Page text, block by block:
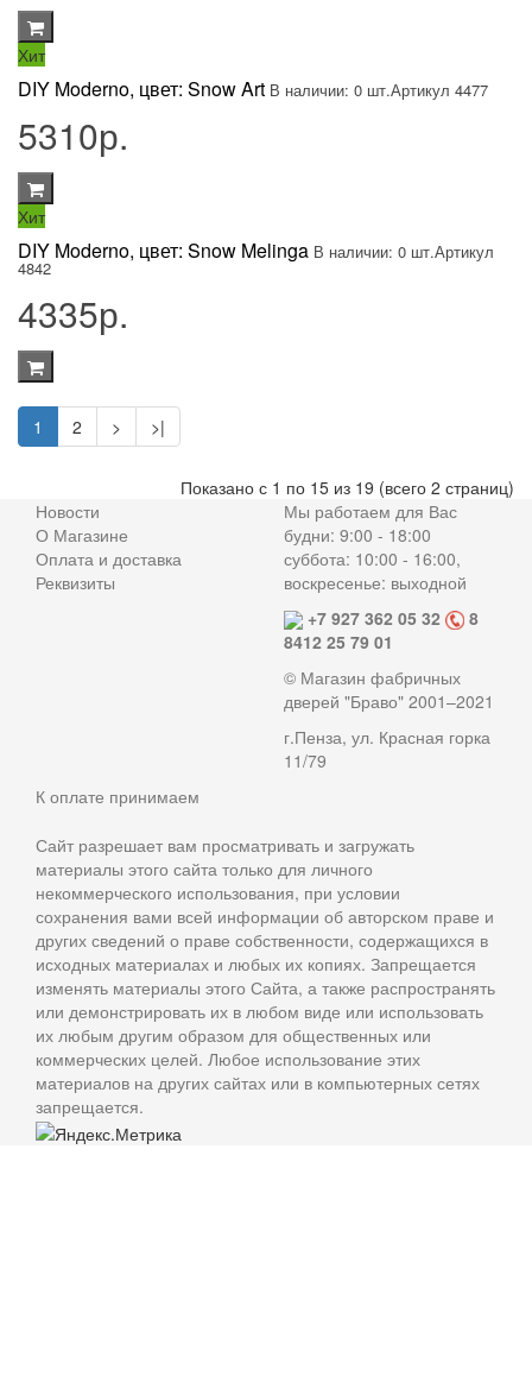
Хит
DIY Moderno, цвет: Snow Art В наличии: 0 шт.Артикул 4477
5310р.
Хит
DIY Moderno, цвет: Snow Melinga В наличии: 0 шт.Артикул
4842
4335р.
1 2 > >|
Показано с 1 по 15 из 19 (всего 2 страниц)
Новости
О Магазине
Оплата и доставка
Реквизиты
Мы работаем для Вас
будни: 9:00 - 18:00
суббота: 10:00 - 16:00,
воскресенье: выходной
+7 927 362 05 32
8
8412 25 79 01
© Магазин фабричных
дверей "Браво" 2001–2021
г.Пенза, ул. Красная горка
11/79
К оплате принимаем
Сайт разрешает вам просматривать и загружать
материалы этого сайта только для личного
некоммерческого использования, при условии
сохранения вами всей информации об авторском праве и
других сведений о праве собственности, содержащихся в
исходных материалах и любых их копиях. Запрещается
изменять материалы этого Сайта, а также распространять
или демонстрировать их в любом виде или использовать
их любым другим образом для общественных или
коммерческих целей. Любое использование этих
материалов на других сайтах или в компьютерных сетях
запрещается.